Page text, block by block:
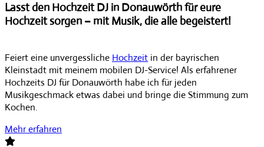
Lasst den Hochzeit DJ in Donauwörth für eure
Hochzeit sorgen – mit Musik, die alle begeistert!
Feiert eine unvergessliche Hochzeit in der bayrischen
Kleinstadt mit meinem mobilen DJ-Service! Als erfahrener
Hochzeits DJ für Donauwörth habe ich für jeden
Musikgeschmack etwas dabei und bringe die Stimmung zum
Kochen.
Mehr erfahren